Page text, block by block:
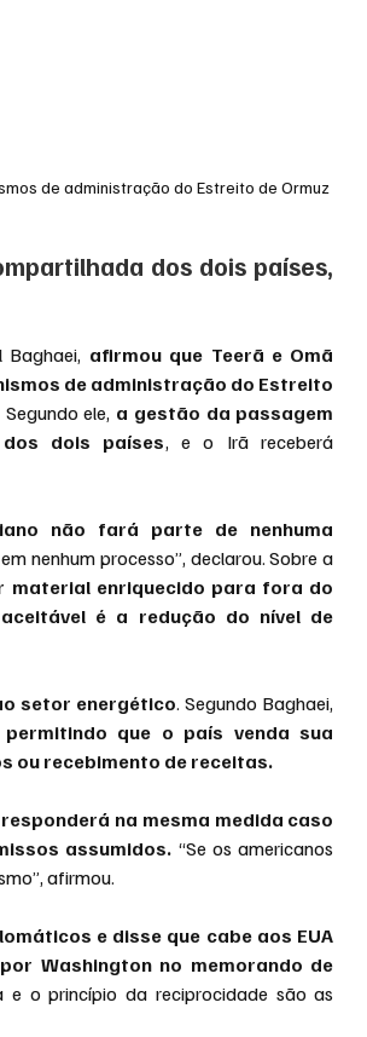
de administração do Estreito de Ormuz
dos dois países,
afirmou que Teerã e Omã
de administração do Estreito
Segundo ele, a gestão da passagem
dois países, e o Irã receberá
não fará parte de nenhuma
nenhum processo”, declarou. Sobre a
material enriquecido para fora do
setor energético. Segundo Baghaei,
permitindo que o país venda sua
ou recebimento de receitas.
responderá na mesma medida caso
assumidos. “Se os americanos
afirmou.
e disse que cabe aos EUA
Washington no memorando de
e o princípio da reciprocidade são as